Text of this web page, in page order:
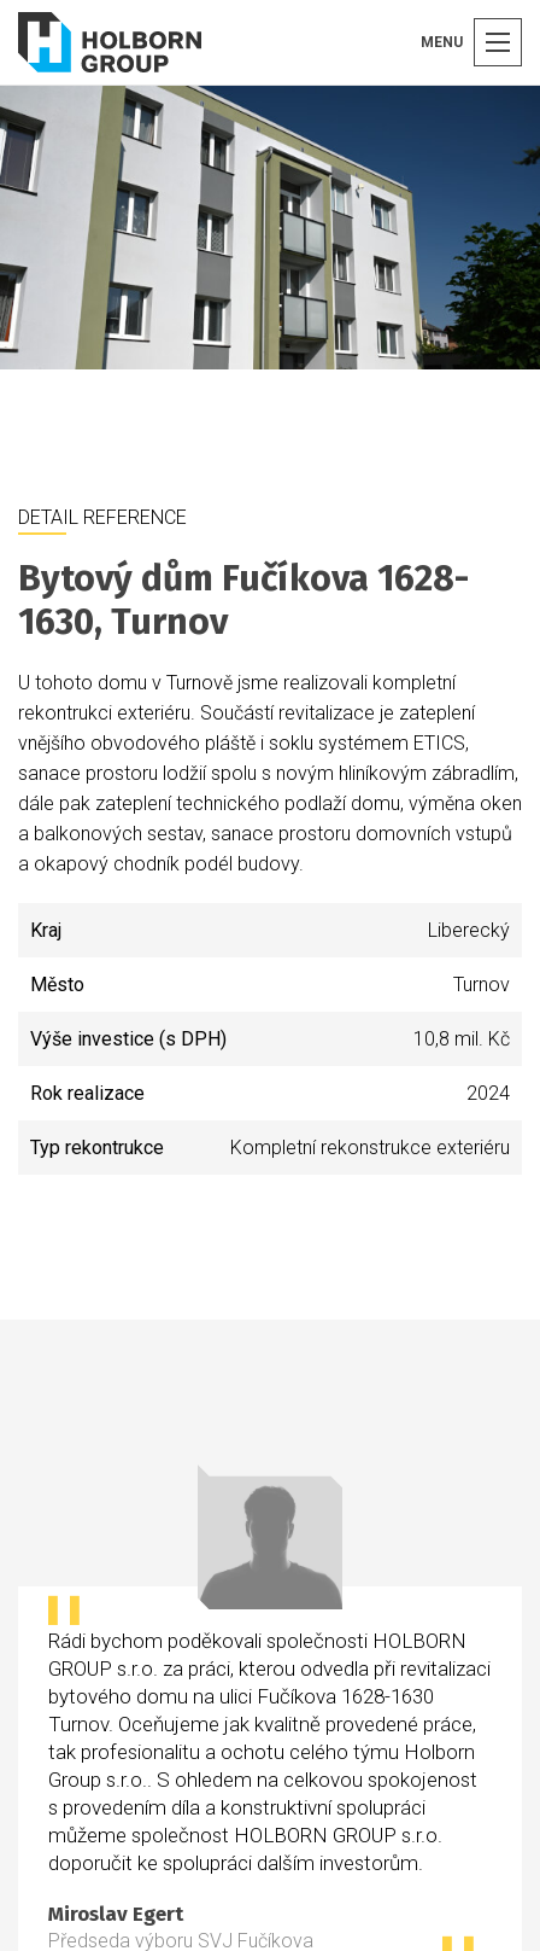
MENU
DETAIL REFERENCE
Bytový dům Fučíkova 1628-
1630, Turnov
U tohoto domu v Turnově jsme realizovali kompletní
rekontrukci exteriéru. Součástí revitalizace je zateplení
vnějšího obvodového pláště i soklu systémem ETICS,
sanace prostoru lodžií spolu s novým hliníkovým zábradlím,
dále pak zateplení technického podlaží domu, výměna oken
a balkonových sestav, sanace prostoru domovních vstupů
a okapový chodník podél budovy.
Kraj Liberecký
Město Turnov
Výše investice (s DPH) 10,8 mil. Kč
Rok realizace 2024
Typ rekontrukce Kompletní rekonstrukce exteriéru
Rádi bychom poděkovali společnosti HOLBORN
GROUP s.r.o. za práci, kterou odvedla při revitalizaci
bytového domu na ulici Fučíkova 1628-1630
Turnov. Oceňujeme jak kvalitně provedené práce,
tak profesionalitu a ochotu celého týmu Holborn
Group s.r.o.. S ohledem na celkovou spokojenost
s provedením díla a konstruktivní spolupráci
můžeme společnost HOLBORN GROUP s.r.o.
doporučit ke spolupráci dalším investorům.
Miroslav Egert
Předseda výboru SVJ Fučíkova